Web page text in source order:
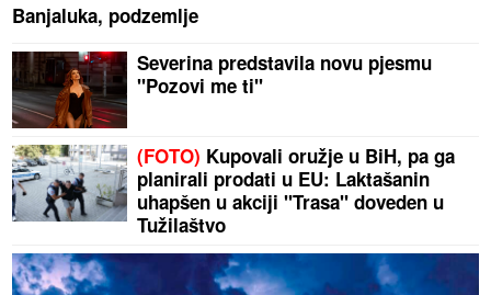
Banjaluka, podzemlje
Severina predstavila novu pjesmu
"Pozovi me ti"
(FOTO) Kupovali oružje u BiH, pa ga
planirali prodati u EU: Laktašanin
uhapšen u akciji "Trasa" doveden u
Tužilaštvo